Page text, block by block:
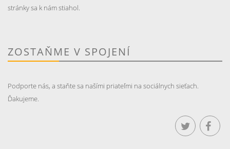
stránky sa k nám stiahol.
ZOSTAŇME V SPOJENÍ
Podporte nás, a staňte sa našími priateľmi na sociálnych sieťach.
Ďakujeme.